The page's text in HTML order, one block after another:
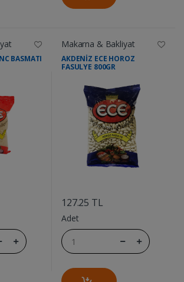
BASMATI
Makarna & Bakliyat
AKDENİZ ECE HOROZ
FASULYE 800GR
127.25 TL
Adet